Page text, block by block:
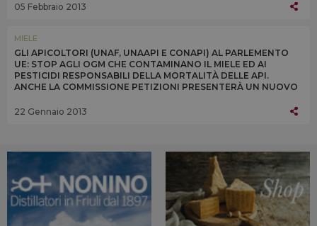
05 Febbraio 2013
MIELE
GLI APICOLTORI (UNAF, UNAAPI E CONAPI) AL PARLEMENTO
UE: STOP AGLI OGM CHE CONTAMINANO IL MIELE ED AI
PESTICIDI RESPONSABILI DELLA MORTALITÀ DELLE API.
ANCHE LA COMMISSIONE PETIZIONI PRESENTERÀ UN NUOVO
22 Gennaio 2013